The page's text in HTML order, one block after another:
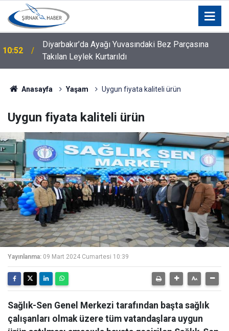
10:52
Diyarbakır’da Ayağı Yuvasındaki Bez Parçasına
Takılan Leylek Kurtarıldı
10:50
Diyarbakır'da tedavi gören Şırnaklı vatandaş hayatını
kaybetti!
Anasayfa Yaşam Uygun fiyata kaliteli ürün
Uygun fiyata kaliteli ürün
Yayınlanma: 09 Mart 2024 Cumartesi 10:39
Sağlık-Sen Genel Merkezi tarafından başta sağlık
çalışanları olmak üzere tüm vatandaşlara uygun